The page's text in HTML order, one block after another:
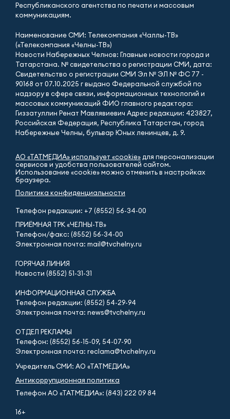
Республиканского агентства по печати и массовым
коммуникациям.
Наименование СМИ: Телекомпания «Чаллы-ТВ»
(«Телекомпания «Челны-ТВ»)
Новости Набережных Челнов: Главные новости города и
Татарстана. № свидетельства о регистрации СМИ, дата:
Свидетельство о регистрации СМИ Эл № ЭЛ № ФС 77 -
90168 от 07.10.2025 г выдано Федеральной службой по
надзору в сфере связи, информационных технологий и
массовых коммуникаций ФИО главного редактора:
Гиззатуллин Ренат Мавлявиевич Адрес редакции: 423827,
Российская Федерация, Республика Татарстан, город
Набережные Челны, бульвар Юных ленинцев, д. 9.
АО «ТАТМЕДИА» использует «cookie» для персонализации
сервисов и удобства пользователей сайтом.
Использование «cookie» можно отменить в настройках
браузера.
Политика конфиденциальности
Телефон редакции: +7 (8552) 56-34-00
ПРИЁМНАЯ ТРК «ЧЕЛНЫ-ТВ»
Телефон/факс: (8552) 56-34-00
Электронная почта: mail@tvchelny.ru
ГОРЯЧАЯ ЛИНИЯ
Новости (8552) 51-31-31
ИНФОРМАЦИОННАЯ СЛУЖБА
Телефон редакции: (8552) 54-29-94
Электронная почта: news@tvchelny.ru
ОТДЕЛ РЕКЛАМЫ
Телефон: (8552) 56-15-09, 54-07-90
Электронная почта: reclama@tvchelny.ru
Учредитель СМИ: АО «ТАТМЕДИА»
Антикоррупционная политика
Телефон АО «ТАТМЕДИА»: (843) 222 09 84
16+